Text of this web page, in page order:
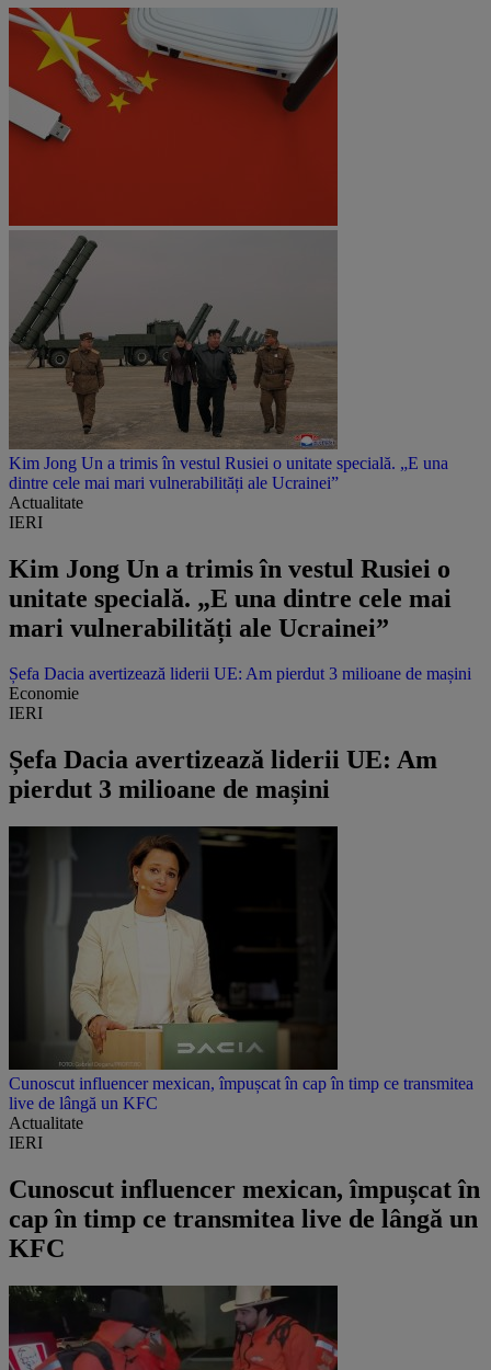
Kim Jong Un a trimis în vestul Rusiei o unitate specială. „E una
dintre cele mai mari vulnerabilități ale Ucrainei”
Actualitate
IERI
Kim Jong Un a trimis în vestul Rusiei o
unitate specială. „E una dintre cele mai
mari vulnerabilități ale Ucrainei”
Șefa Dacia avertizează liderii UE: Am pierdut 3 milioane de mașini
Economie
IERI
Șefa Dacia avertizează liderii UE: Am
pierdut 3 milioane de mașini
Cunoscut influencer mexican, împușcat în cap în timp ce transmitea
live de lângă un KFC
Actualitate
IERI
Cunoscut influencer mexican, împușcat în
cap în timp ce transmitea live de lângă un
KFC